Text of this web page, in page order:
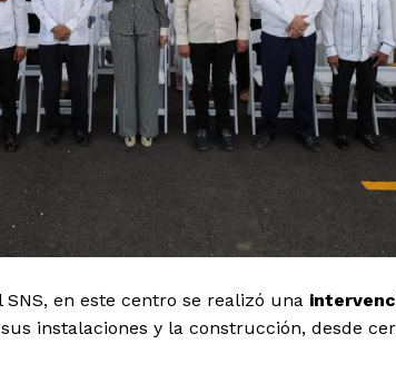
en este centro se realizó una
instalaciones y la construcción, desde